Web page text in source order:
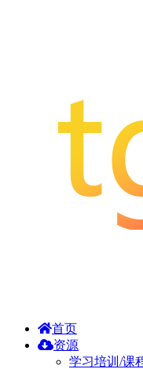
首页
资源
学习培训/课